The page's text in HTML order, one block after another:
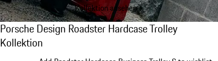
Kollektion ansehen
Porsche Design Roadster Hardcase Trolley
Porsche Design Roadster Hardcase Trolley
Kollektion